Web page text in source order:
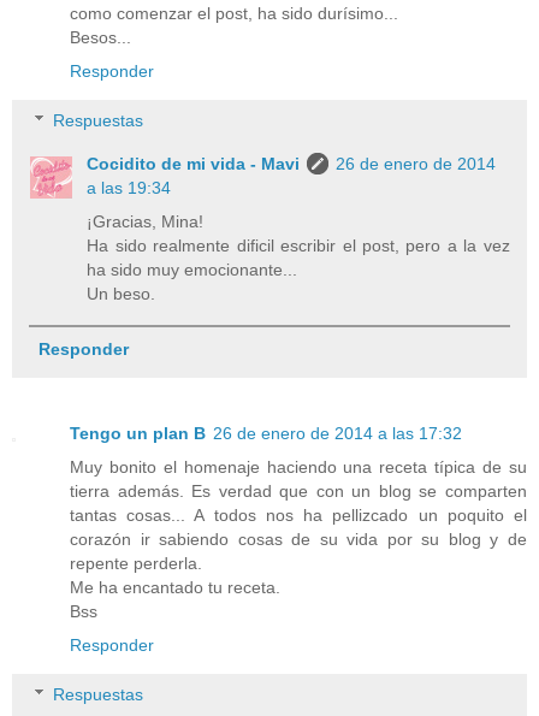
como comenzar el post, ha sido durísimo...
Besos...
Responder
Respuestas
Cocidito de mi vida - Mavi
26 de enero de 2014
a las 19:34
¡Gracias, Mina!
Ha sido realmente dificil escribir el post, pero a la vez
ha sido muy emocionante...
Un beso.
Responder
Tengo un plan B 26 de enero de 2014 a las 17:32
Muy bonito el homenaje haciendo una receta típica de su
tierra además. Es verdad que con un blog se comparten
tantas cosas... A todos nos ha pellizcado un poquito el
corazón ir sabiendo cosas de su vida por su blog y de
repente perderla.
Me ha encantado tu receta.
Bss
Responder
Respuestas